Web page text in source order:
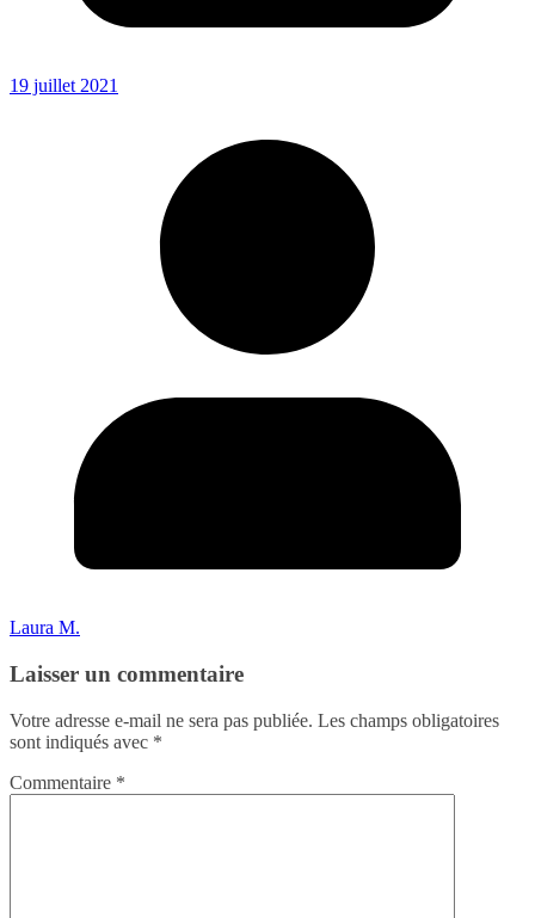
19 juillet 2021
Laura M.
Laisser un commentaire
Votre adresse e-mail ne sera pas publiée. Les champs obligatoires
sont indiqués avec *
Commentaire *